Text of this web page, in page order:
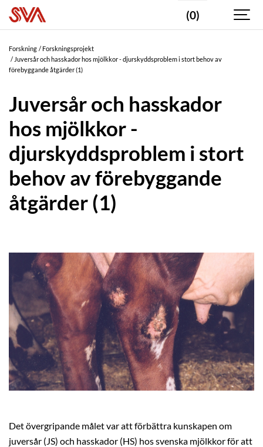
(0)
Forskning
Forskningsprojekt
Juversår och hasskador hos mjölkkor - djurskyddsproblem i stort behov av
förebyggande åtgärder (1)
Juversår och hasskador
hos mjölkkor -
djurskyddsproblem i stort
behov av förebyggande
åtgärder (1)
Det övergripande målet var att förbättra kunskapen om
juversår (JS) och hasskador (HS) hos svenska mjölkkor för att